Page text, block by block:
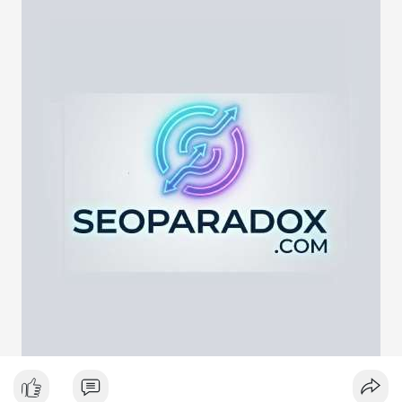
tư, có thể gây ra biến động giá tức thời.
Lời khuyên ngắn gọn cho nhà đầu tư nhỏ lẻ:
Hãy theo dõi xác nhận giao dịch và dòng tiền tiếp theo. Nếu
BTC bị chuyển lên sàn trong khung giờ thanh khoản thấp, hãy
thận trọng với nhịp điều chỉnh ngắn hạn. Không nên hành động
theo cảm xúc, hãy đặt lệnh dựa trên vùng hỗ trợ và kháng cự rõ